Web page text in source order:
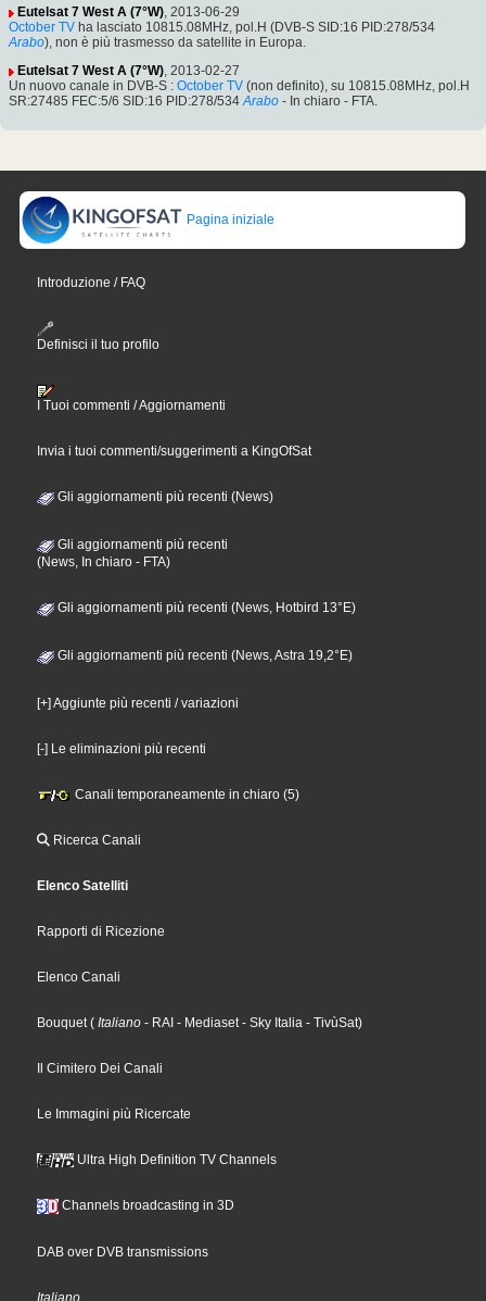
Eutelsat 7 West A (7°W), 2013-06-29
October TV ha lasciato 10815.08MHz, pol.H (DVB-S SID:16 PID:278/534
Arabo), non è più trasmesso da satellite in Europa.
Eutelsat 7 West A (7°W), 2013-02-27
Un nuovo canale in DVB-S : October TV (non definito), su 10815.08MHz, pol.H
SR:27485 FEC:5/6 SID:16 PID:278/534 Arabo - In chiaro - FTA.
Pagina iniziale
Introduzione / FAQ
Definisci il tuo profilo
I Tuoi commenti / Aggiornamenti
Invia i tuoi commenti/suggerimenti a KingOfSat
Gli aggiornamenti più recenti (News)
Gli aggiornamenti più recenti
(News, In chiaro - FTA)
Gli aggiornamenti più recenti (News, Hotbird 13°E)
Gli aggiornamenti più recenti (News, Astra 19,2°E)
[+] Aggiunte più recenti / variazioni
[-] Le eliminazioni più recenti
Canali temporaneamente in chiaro (5)
Ricerca Canali
Elenco Satelliti
Rapporti di Ricezione
Elenco Canali
Bouquet( Italiano - RAI - Mediaset- Sky Italia - TivùSat)
Il Cimitero Dei Canali
Le Immagini più Ricercate
Ultra High Definition TV Channels
Channels broadcasting in 3D
DAB over DVB transmissions